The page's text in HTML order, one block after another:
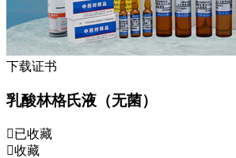
下载证书
乳酸林格氏液（无菌）
已收藏
收藏